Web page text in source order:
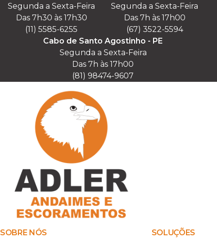
Segunda a Sexta-Feira
Das 7h30 às 17h30
(11) 5585-6255
Segunda a Sexta-Feira
Das 7h às 17h00
(67) 3522-5594
Cabo de Santo Agostinho - PE
Segunda a Sexta-Feira
Das 7h às 17h00
(81) 98474-9607
SOBRE NÓS SOLUÇÕES